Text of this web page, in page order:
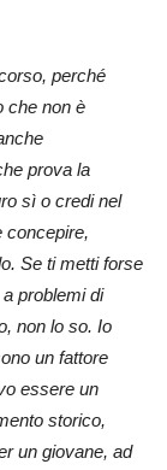
perché
che non è
prova la
sì o credi nel
concepire,
Se ti metti forse
problemi di
non lo so. Io
un fattore
essere un
storico,
un giovane, ad